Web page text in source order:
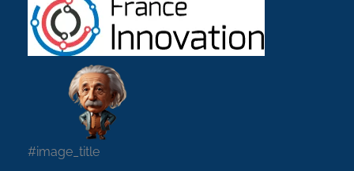
#image_title